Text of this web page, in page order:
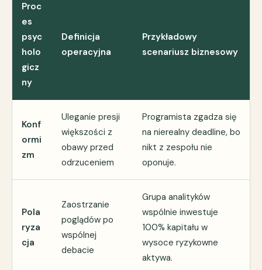
Proc
es
psyc
holo
gicz
ny
Definicja
operacyjna
Przykładowy
scenariusz biznesowy
Konf
ormi
zm
Uleganie presji
większości z
obawy przed
odrzuceniem
Programista zgadza się
na nierealny deadline, bo
nikt z zespołu nie
oponuje.
Pola
ryza
cja
Zaostrzanie
poglądów po
wspólnej
debacie
Grupa analityków
wspólnie inwestuje
100% kapitału w
wysoce ryzykowne
aktywa.